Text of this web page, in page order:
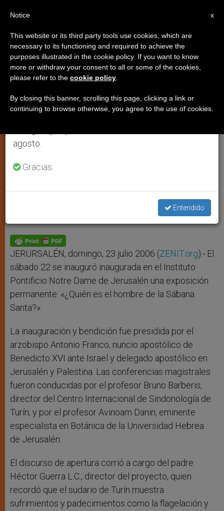
Exposición permanente de la
«Sábana Santa» en Jerusalén
reconstruye la imagen en tres
dimensiones
W
s
A
p
p
M
e
n
g
e
r
F
b
o
o
k
T
t
e
S
e
JERURSALÉN, domingo, 23 julio 2006 (ZENIT.org).- El
sábado 22 se inauguró inaugurada en el Instituto
Pontificio Notre Dame de Jerusalén una exposición
permanente: «¿Quién es el hombre de la Sábana
Santa?».
La inauguración y bendición fue presidida por el
arzobispo Antonio Franco, nuncio apostólico de
Benedicto XVI ante Israel y delegado apostólico en
Jerusalén y Palestina. Las conferencias magistrales
fueron conducidas por el profesor Bruno Barberis,
director del Centro Internacional de Sindonología de
Turín; y por el profesor Avinoam Danin, eminente
especialista en Botánica de la Universidad Hebrea
de Jerusalén.
El discurso de apertura corrió a cargo del padre
Héctor Guerra L.C., director del proyecto, quien
recordó que el sudario de Turín muestra
sufrimientos y padecimientos como la flagelación y
×
Aviso importante
Del 27 de julio al 7 de agosto haremos la pausa
anual, aprovechando que en el periodo de verano
se generan menos informaciones y también el
agosto.
Gracias.
Entendido
x
Notice
This website or its third party tools use cookies, which are
necessary to its functioning and required to achieve the
purposes illustrated in the cookie policy. If you want to know
more or withdraw your consent to all or some of the cookies,
please refer to the cookie policy
By closing this banner, scrolling this page, clicking a link or
continuing to browse otherwise, you agree to the use of cookies.